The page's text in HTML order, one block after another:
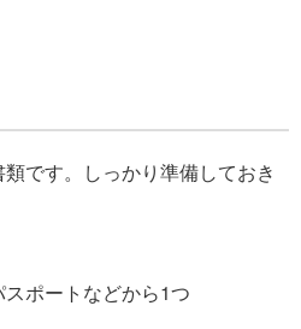
です。しっかり準備しておき
ポートなどから1つ